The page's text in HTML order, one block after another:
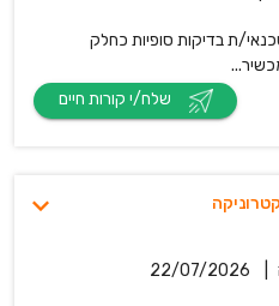
ת בדיקות סופיות כחלק
22/07/2026